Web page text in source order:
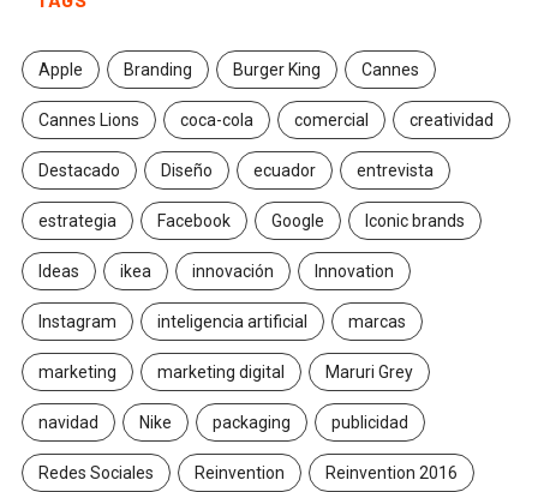
Apple Branding Burger King Cannes
Cannes Lions coca-cola comercial creatividad
Destacado Diseño ecuador entrevista
estrategia Facebook Google Iconic brands
Ideas ikea innovación Innovation
Instagram inteligencia artificial marcas
marketing marketing digital Maruri Grey
navidad Nike packaging publicidad
Redes Sociales Reinvention Reinvention 2016